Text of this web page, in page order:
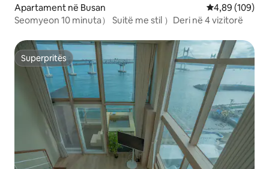
Apartament në Busan Vlerësimi
4,89 (109)
Seomyeon 10 minuta） Suitë me stil ）Deri në 4 vizitorë
Superpritës
Superpritës